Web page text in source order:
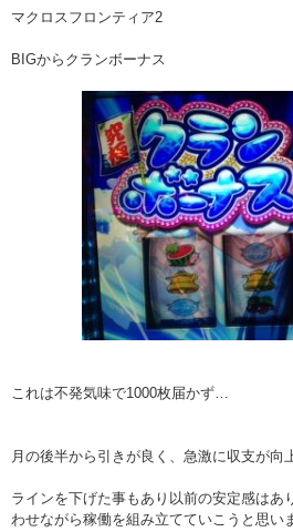
マクロスフロンティア2
BIGからクランボーナス
これは不発気味で1000枚届かず…
月の後半から引きが良く、急激に収支が向
ラインを下げた事もあり以前の安定感はあ
わせながら稼働を組み立てていこうと思い